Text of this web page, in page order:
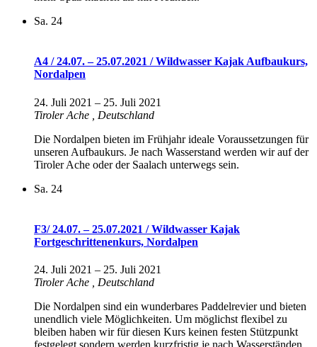
Sa. 24
A4 / 24.07. – 25.07.2021 / Wildwasser Kajak Aufbaukurs,
Nordalpen
24. Juli 2021 – 25. Juli 2021
Tiroler Ache
, Deutschland
Die Nordalpen bieten im Frühjahr ideale Voraussetzungen für
unseren Aufbaukurs. Je nach Wasserstand werden wir auf der
Tiroler Ache oder der Saalach unterwegs sein.
Sa. 24
F3/ 24.07. – 25.07.2021 / Wildwasser Kajak
Fortgeschrittenenkurs, Nordalpen
24. Juli 2021 – 25. Juli 2021
Tiroler Ache
, Deutschland
Die Nordalpen sind ein wunderbares Paddelrevier und bieten
unendlich viele Möglichkeiten. Um möglichst flexibel zu
bleiben haben wir für diesen Kurs keinen festen Stützpunkt